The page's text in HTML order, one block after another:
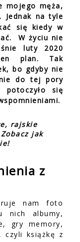
mojego męża,
. Jednak na tyle
się kiedy w
W życiu nie
luty 2020
plan. Tak
bo gdyby nie
do tej pory
potoczyło się
rajskie
jak
z
nam foto
nich albumy,
gry memory,
czyli książkę z